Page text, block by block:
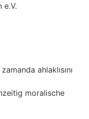
ahlaklısını
moralische